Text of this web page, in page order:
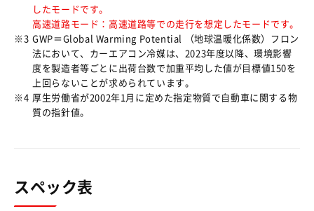
したモードです。
高速道路モード：高速道路等での走行を想定したモードです。
※3 GWP＝Global Warming Potential （地球温暖化係数）フロン
法において、カーエアコン冷媒は、2023年度以降、環境影響
度を製造者等ごとに出荷台数で加重平均した値が目標値150を
上回らないことが求められています。
※4 厚生労働省が2002年1月に定めた指定物質で自動車に関する物
質の指針値。
スペック表